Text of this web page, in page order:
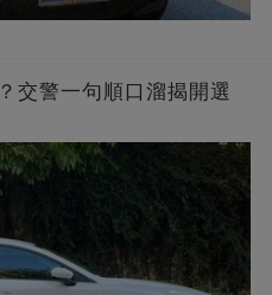
交警一句順口溜揭開選